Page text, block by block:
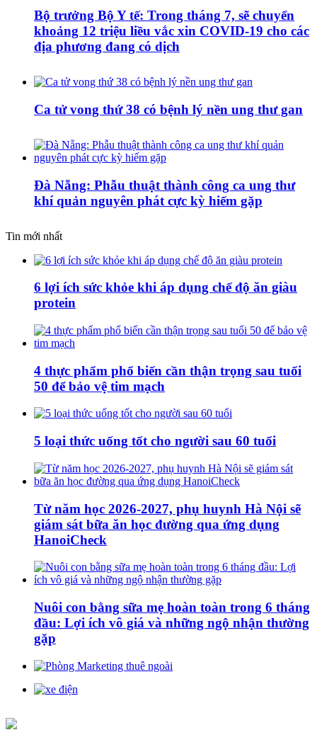
Bộ trưởng Bộ Y tế: Trong tháng 7, sẽ chuyển
khoảng 12 triệu liều vắc xin COVID-19 cho các
địa phương đang có dịch
Ca tử vong thứ 38 có bệnh lý nền ung thư gan
Đà Nẵng: Phẫu thuật thành công ca ung thư
khí quản nguyên phát cực kỳ hiếm gặp
Tin mới nhất
6 lợi ích sức khỏe khi áp dụng chế độ ăn giàu
protein
4 thực phẩm phổ biến cần thận trọng sau tuổi
50 để bảo vệ tim mạch
5 loại thức uống tốt cho người sau 60 tuổi
Từ năm học 2026-2027, phụ huynh Hà Nội sẽ
giám sát bữa ăn học đường qua ứng dụng
HanoiCheck
Nuôi con bằng sữa mẹ hoàn toàn trong 6 tháng
đầu: Lợi ích vô giá và những ngộ nhận thường
gặp